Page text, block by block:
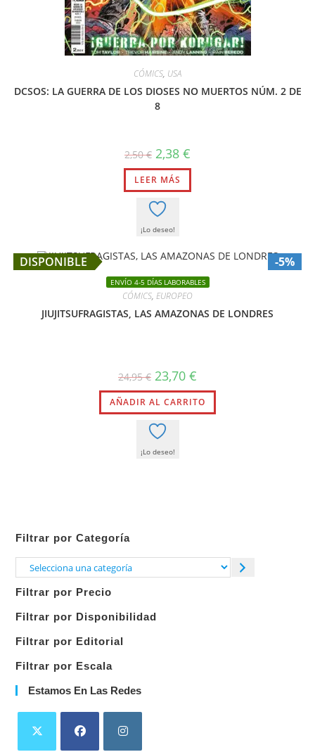
CÓMICS, USA
DCSOS: LA GUERRA DE LOS DIOSES NO MUERTOS NÚM. 2 DE
8
2,50€ El
precio
original
era:
2,50 €.
2,38 €
actual
2,38 €.
LEER MÁS
¡Lo deseo!
DISPONIBLE -5%
ENVÍO 4-5 DÍAS LABORABLES
CÓMICS, EUROPEO
JIUJITSUFRAGISTAS, LAS AMAZONAS DE LONDRES
24,95€ El
precio
original
era:
24,95 €.
23,70 €
actual
es:
23,70 €.
AÑADIR AL CARRITO
¡Lo deseo!
Filtrar por Categoría
Selecciona
categoría
Filtrar por Precio
Filtrar por Disponibilidad
Filtrar por Editorial
Filtrar por Escala
Estamos En Las Redes